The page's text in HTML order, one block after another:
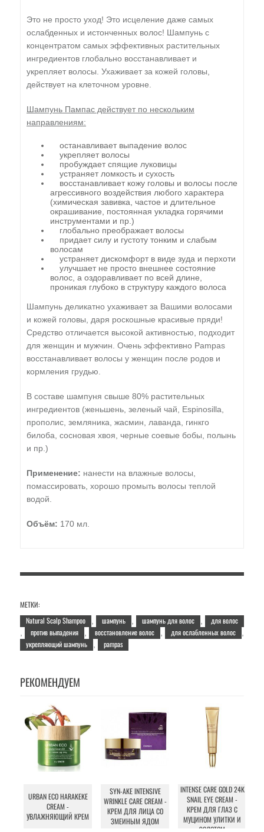
Это не просто уход! Это исцеление даже самых
ослабденных и истонченных волос! Шампунь с
концентратом самых эффективных растительных
ингредиентов глобально восстанавливает и
укрепляет волосы. Ухаживает за кожей головы,
действует на клеточном уровне.
Шампунь Пампас действует по нескольким
направлениям:
останавливает выпадение волос
укрепляет волосы
пробуждает спящие луковицы
устраняет ломкость и сухость
восстанавливает кожу головы и волосы после
агрессивного воздействия любого характера
(химическая завивка, частое и длительное
окрашивание, постоянная укладка горячими
инструментами и пр.)
глобально преображает волосы
придает силу и густоту тонким и слабым
волосам
устраняет дискомфорт в виде зуда и перхоти
улучшает не просто внешнее состояние
волос, а оздоравливает по всей длине,
проникая глубоко в структуру каждого волоса
Шампунь деликатно ухаживает за Вашими волосами
и кожей головы, даря роскошные красивые пряди!
Средство отличается высокой активностью, подходит
для женщин и мужчин. Очень эффективно Pampas
восстанавливает волосы у женщин после родов и
кормления грудью.
В составе шампуня свыше 80% растительных
ингредиентов (женьшень, зеленый чай, Espinosilla,
прополис, земляника, жасмин, лаванда, гинкго
билоба, сосновая хвоя, черные соевые бобы, полынь
и пр.)
Применение: нанести на влажные волосы,
помассировать, хорошо промыть волосы теплой
водой.
Объём: 170 мл.
МЕТКИ:
Natural Scalp Shampoo
шампунь шампунь для волос для волос
против выпадения восстановление волос для ослабленных волос
укрепляющий шампунь pampas
РЕКОМЕНДУЕМ
URBAN ECO HARAKEKE
CREAM -
УВЛАЖНЯЮЩИЙ КРЕМ
SYN-AKE INTENSIVE
WRINKLE CARE CREAM -
КРЕМ ДЛЯ ЛИЦА СО
ЗМЕИНЫМ ЯДОМ
INTENSE CARE GOLD 24K
SNAIL EYE CREAM -
КРЕМ ДЛЯ ГЛАЗ С
МУЦИНОМ УЛИТКИ И
ЗОЛОТОМ